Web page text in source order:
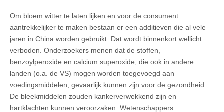
Om bloem witter te laten lijken en voor de consument
aantrekkelijker te maken bestaan er een additieven die al vele
jaren in China worden gebruikt. Dat wordt binnenkort wellicht
verboden. Onderzoekers menen dat de stoffen,
benzoylperoxide en calcium superoxide, die ook in andere
landen (o.a. de VS) mogen worden toegevoegd aan
voedingsmiddelen, gevaarlijk kunnen zijn voor de gezondheid.
De bleekmiddelen zouden kankerverwekkend zijn en
hartklachten kunnen veroorzaken. Wetenschappers